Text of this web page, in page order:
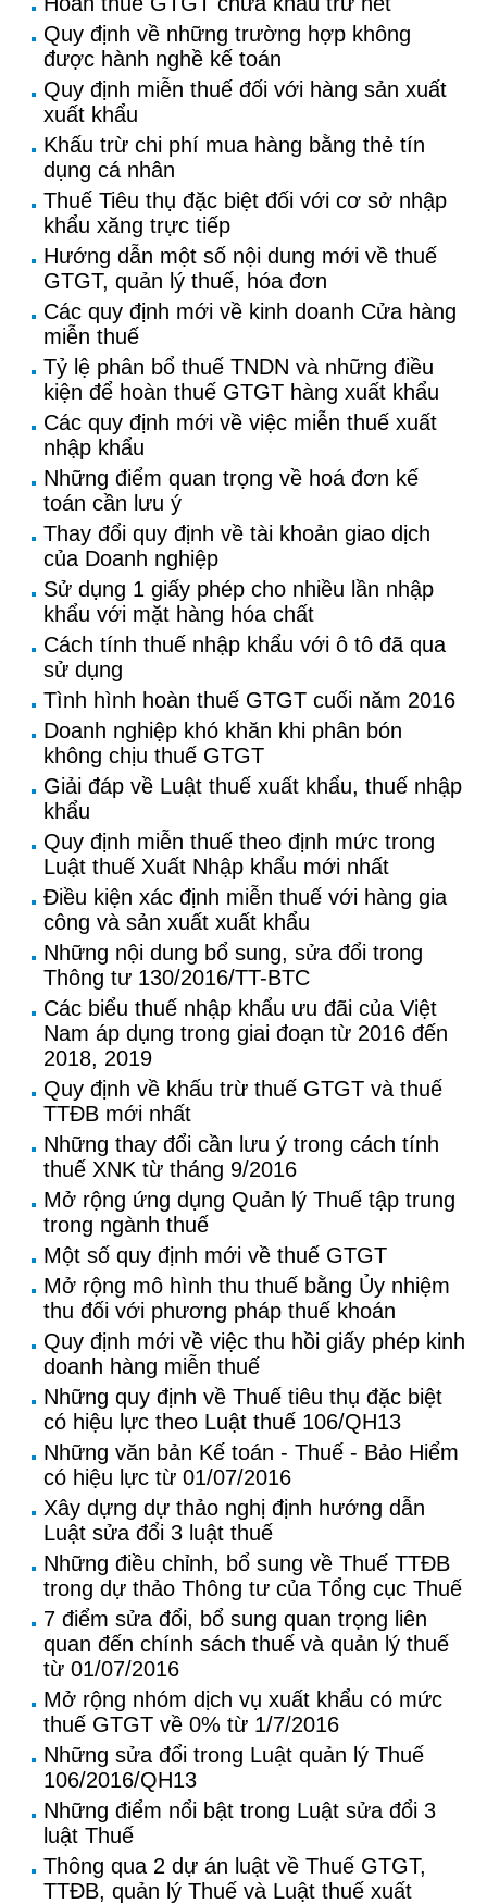
Quy định về những trường hợp không
được hành nghề kế toán
Quy định miễn thuế đối với hàng sản xuất
xuất khẩu
Khấu trừ chi phí mua hàng bằng thẻ tín
dụng cá nhân
Thuế Tiêu thụ đặc biệt đối với cơ sở nhập
khẩu xăng trực tiếp
Hướng dẫn một số nội dung mới về thuế
GTGT, quản lý thuế, hóa đơn
Các quy định mới về kinh doanh Cửa hàng
miễn thuế
Tỷ lệ phân bổ thuế TNDN và những điều
kiện để hoàn thuế GTGT hàng xuất khẩu
Các quy định mới về việc miễn thuế xuất
nhập khẩu
Những điểm quan trọng về hoá đơn kế
toán cần lưu ý
Thay đổi quy định về tài khoản giao dịch
của Doanh nghiệp
Sử dụng 1 giấy phép cho nhiều lần nhập
khẩu với mặt hàng hóa chất
Cách tính thuế nhập khẩu với ô tô đã qua
sử dụng
Tình hình hoàn thuế GTGT cuối năm 2016
Doanh nghiệp khó khăn khi phân bón
không chịu thuế GTGT
Giải đáp về Luật thuế xuất khẩu, thuế nhập
khẩu
Quy định miễn thuế theo định mức trong
Luật thuế Xuất Nhập khẩu mới nhất
Điều kiện xác định miễn thuế với hàng gia
công và sản xuất xuất khẩu
Những nội dung bổ sung, sửa đổi trong
Thông tư 130/2016/TT-BTC
Các biểu thuế nhập khẩu ưu đãi của Việt
Nam áp dụng trong giai đoạn từ 2016 đến
2018, 2019
Quy định về khấu trừ thuế GTGT và thuế
TTĐB mới nhất
Những thay đổi cần lưu ý trong cách tính
thuế XNK từ tháng 9/2016
Mở rộng ứng dụng Quản lý Thuế tập trung
trong ngành thuế
Một số quy định mới về thuế GTGT
Mở rộng mô hình thu thuế bằng Ủy nhiệm
thu đối với phương pháp thuế khoán
Quy định mới về việc thu hồi giấy phép kinh
doanh hàng miễn thuế
Những quy định về Thuế tiêu thụ đặc biệt
có hiệu lực theo Luật thuế 106/QH13
Những văn bản Kế toán - Thuế - Bảo Hiểm
có hiệu lực từ 01/07/2016
Xây dựng dự thảo nghị định hướng dẫn
Luật sửa đổi 3 luật thuế
Những điều chỉnh, bổ sung về Thuế TTĐB
trong dự thảo Thông tư của Tổng cục Thuế
7 điểm sửa đổi, bổ sung quan trọng liên
quan đến chính sách thuế và quản lý thuế
từ 01/07/2016
Mở rộng nhóm dịch vụ xuất khẩu có mức
thuế GTGT về 0% từ 1/7/2016
Những sửa đổi trong Luật quản lý Thuế
106/2016/QH13
Những điểm nổi bật trong Luật sửa đổi 3
luật Thuế
Thông qua 2 dự án luật về Thuế GTGT,
TTĐB, quản lý Thuế và Luật thuế xuất